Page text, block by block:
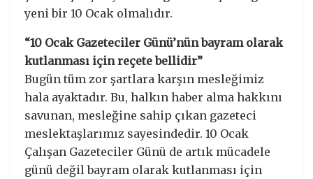
yeni bir 10 Ocak olmalıdır.
“10 Ocak Gazeteciler Günü’nün bayram olarak
kutlanması için reçete bellidir”
Bugün tüm zor şartlara karşın mesleğimiz
hala ayaktadır. Bu, halkın haber alma hakkını
savunan, mesleğine sahip çıkan gazeteci
meslektaşlarımız sayesindedir. 10 Ocak
Çalışan Gazeteciler Günü de artık mücadele
günü değil bayram olarak kutlanması için